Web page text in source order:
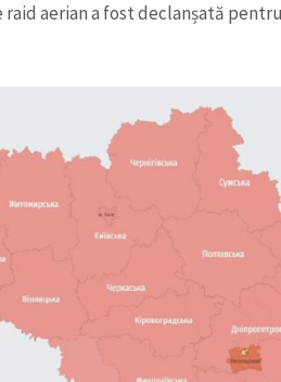
raid aerian a fost declanșată